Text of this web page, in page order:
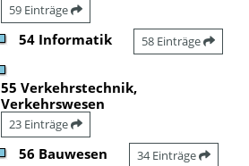
59 Einträge
54 Informatik 58 Einträge
55 Verkehrstechnik,
Verkehrswesen
23 Einträge
56 Bauwesen 34 Einträge